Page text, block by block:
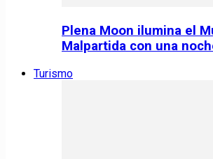
Plena Moon ilumina el
Malpartida con una
Turismo